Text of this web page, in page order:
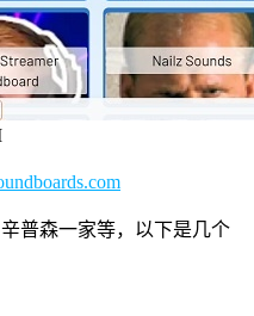
普森一家等，以下是几个